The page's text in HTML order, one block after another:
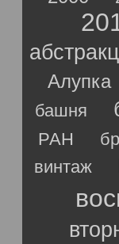
Алупка
башня
РАН
винтаж